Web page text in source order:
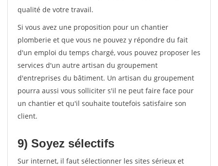
qualité de votre travail.
Si vous avez une proposition pour un chantier
plomberie et que vous ne pouvez y répondre du fait
d'un emploi du temps chargé, vous pouvez proposer les
services d'un autre artisan du groupement
d'entreprises du bâtiment. Un artisan du groupement
pourra aussi vous solliciter s'il ne peut faire face pour
un chantier et qu'il souhaite toutefois satisfaire son
client.
9) Soyez sélectifs
Sur internet, il faut sélectionner les sites sérieux et